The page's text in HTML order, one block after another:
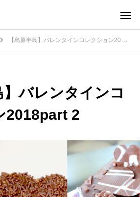
【島原半島】バレンタインコレクション2018part 2
】バレンタインコ
2018part 2